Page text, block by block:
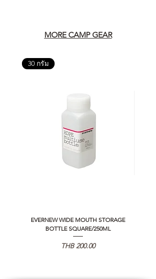
MORE CAMP GEAR
30 กรัม
EVERNEW WIDE MOUTH STORAGE
BOTTLE SQUARE/250ML
Price
THB 200.00